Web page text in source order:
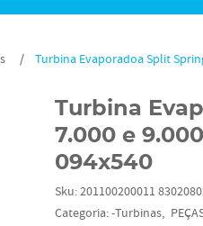
Turbina Evaporadoa Split
Turbina
7.000 e
094x540
Sku:201100200011
Categoria:-Turbinas